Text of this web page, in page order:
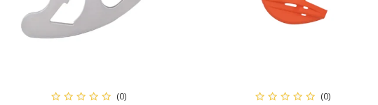
(0) (0)